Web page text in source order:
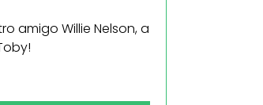
amigo Willie Nelson, a